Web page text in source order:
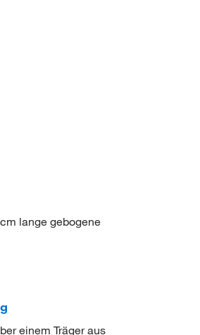
lange gebogene
einem Träger aus